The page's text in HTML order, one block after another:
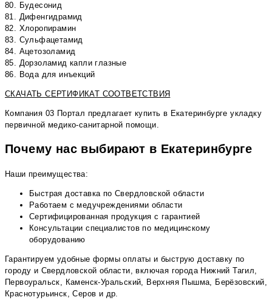
80. Будесонид
81. Дифенгидрамид
82. Хлоропирамин
83. Сульфацетамид
84. Ацетозоламид
85. Дорзоламид капли глазные
86. Вода для инъекций
СКАЧАТЬ СЕРТИФИКАТ СООТВЕТСТВИЯ
Компания 03 Портал предлагает купить в Екатеринбурге укладку
первичной медико-санитарной помощи.
Почему нас выбирают в Екатеринбурге
Наши преимущества:
Быстрая доставка по Свердловской области
Работаем с медучреждениями области
Сертифицированная продукция с гарантией
Консультации специалистов по медицинскому
оборудованию
Гарантируем удобные формы оплаты и быструю доставку по
городу и Свердловской области, включая города Нижний Тагил,
Первоуральск, Каменск-Уральский, Верхняя Пышма, Берёзовский,
Краснотурьинск, Серов и др.